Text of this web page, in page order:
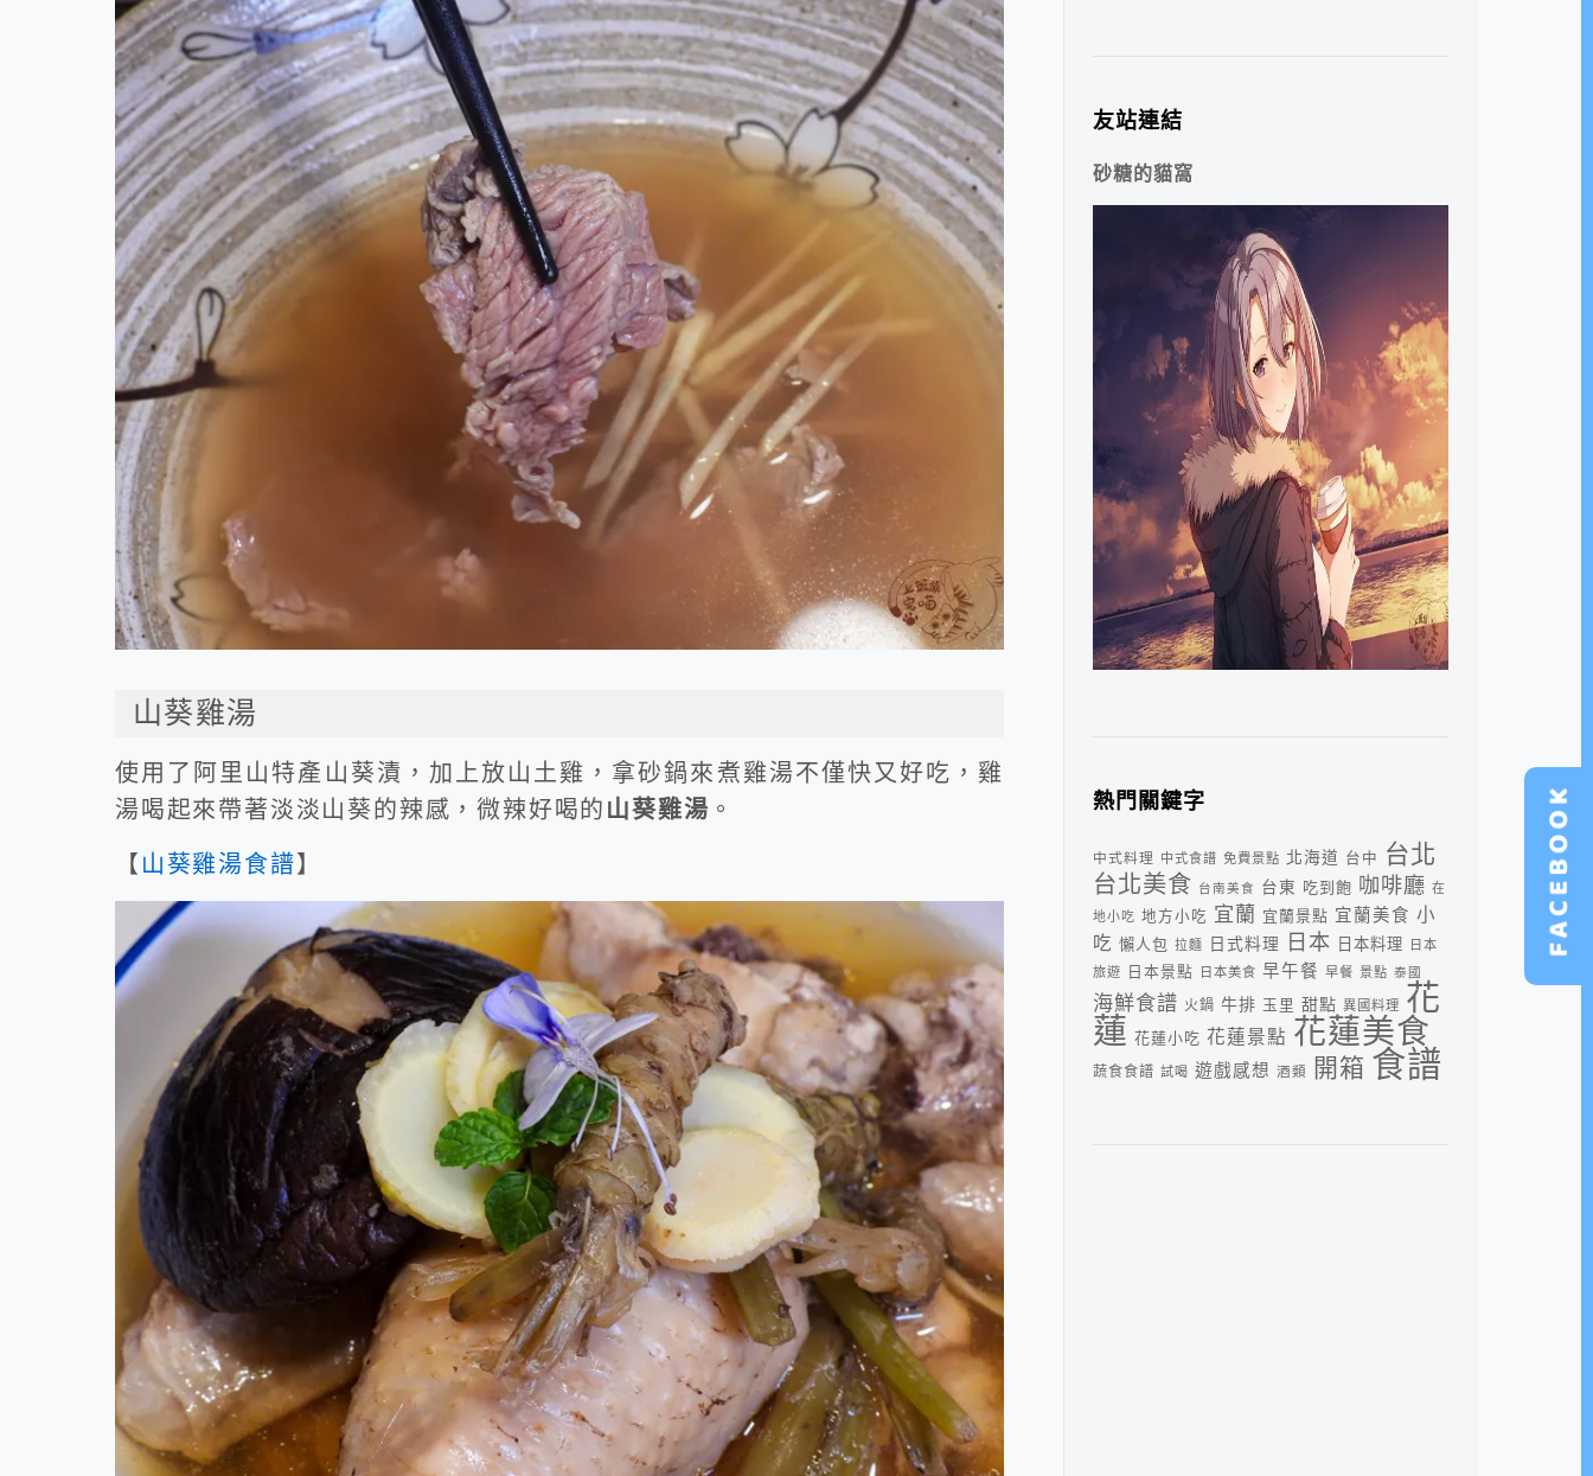
山葵雞湯
使用了阿里山特產山葵漬，加上放山土雞，拿砂鍋來煮雞湯不僅快又好吃，雞
湯喝起來帶著淡淡山葵的辣感，微辣好喝的 山葵雞湯 。
【 山葵雞湯食譜】
友站連結
砂糖的貓窩
熱門關鍵字
中式料理 中式食譜 免費景點 北海道 台中 台北
台北美食 台南美食 台東 吃到飽 咖啡廳 在
地小吃 地方小吃 宜蘭 宜蘭景點 宜蘭美食 小
吃 懶人包 拉麵 日式料理 日本 日本料理
日本
旅遊
日本景點 日本美食 早午餐 早餐 景點 泰國
海鮮食譜 火鍋 牛排 玉里 甜點 異國料理 花
蓮 花蓮小吃 花蓮景點 花蓮美食
蔬食食譜 試喝 遊戲感想 酒類 開箱 食譜